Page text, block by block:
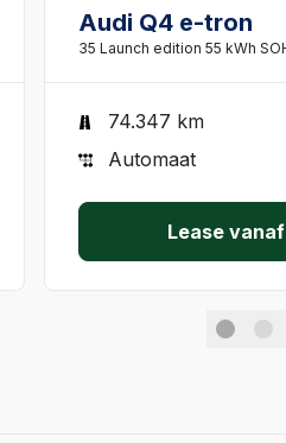
Audi Q4 e-tron
74.347 km
Automaat
Lease vanaf